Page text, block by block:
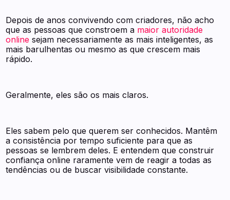
Depois de anos convivendo com criadores, não acho
que as pessoas que constroem a maior autoridade
online sejam necessariamente as mais inteligentes, as
mais barulhentas ou mesmo as que crescem mais
rápido.
Geralmente, eles são os mais claros.
Eles sabem pelo que querem ser conhecidos. Mantêm
a consistência por tempo suficiente para que as
pessoas se lembrem deles. E entendem que construir
confiança online raramente vem de reagir a todas as
tendências ou de buscar visibilidade constante.